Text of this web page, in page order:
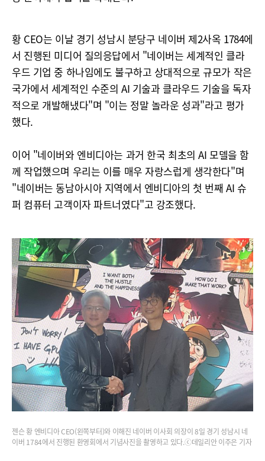
황 CEO는 이날 경기 성남시 분당구 네이버 제2사옥 1784에
서 진행된 미디어 질의응답에서 "네이버는 세계적인 클라
우드 기업 중 하나임에도 불구하고 상대적으로 규모가 작은
국가에서 세계적인 수준의 AI 기술과 클라우드 기술을 독자
적으로 개발해냈다"며 "이는 정말 놀라운 성과"라고 평가
했다.
이어 "네이버와 엔비디아는 과거 한국 최초의 AI 모델을 함
께 작업했으며 우리는 이를 매우 자랑스럽게 생각한다"며
"네이버는 동남아시아 지역에서 엔비디아의 첫 번째 AI 슈
퍼 컴퓨터 고객이자 파트너였다"고 강조했다.
젠슨 황 엔비디아 CEO(왼쪽부터)와 이해진 네이버 이사회 의장이 8일 경기 성남시 네
이버 1784에서 진행된 환영회에서 기념사진을 촬영하고 있다.ⓒ데일리안 이주은 기자